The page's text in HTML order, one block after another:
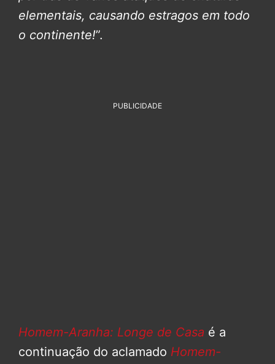
elementais, causando estragos em todo
o continente!”.
PUBLICIDADE
Homem-Aranha: Longe de Casa é a
continuação do aclamado Homem-